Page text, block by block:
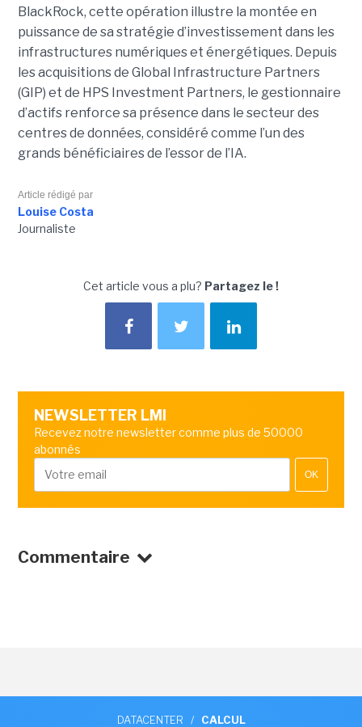
BlackRock, cette opération illustre la montée en
puissance de sa stratégie d’investissement dans les
infrastructures numériques et énergétiques. Depuis
les acquisitions de Global Infrastructure Partners
(GIP) et de HPS Investment Partners, le gestionnaire
d’actifs renforce sa présence dans le secteur des
centres de données, considéré comme l’un des
grands bénéficiaires de l’essor de l’IA.
Article rédigé par
Louise Costa
Journaliste
Cet article vous a plu? Partagez le !
NEWSLETTER LMI
Recevez notre newsletter comme plus de 50000
abonnés
OK
Commentaire
DATACENTER / CALCUL